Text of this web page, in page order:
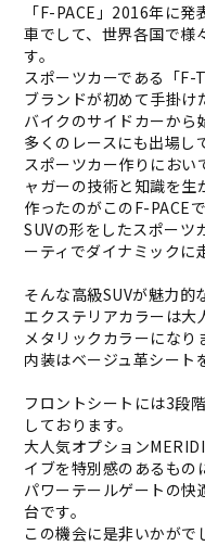
「F-PACE」2016年に
車でして、世界各国で様
す。
スポーツカーである「F-
ブランドが初めて手掛け
バイクのサイドカーから
多くのレースにも出場し
スポーツカー作りにおい
ャガーの技術と知識を生
作ったのがこのF-PACEで
SUVの形をしたスポーツ
ーティでダイナミックに
そんな高級SUVが魅力的
エクステリアカラーは大
メタリックカラーになり
内装はベージュ革シート
フロントシートには3段
しております。
大人気オプション
イブを特別感のあるもの
パワーテールゲートの快
台です。
この機会に是非いかがで